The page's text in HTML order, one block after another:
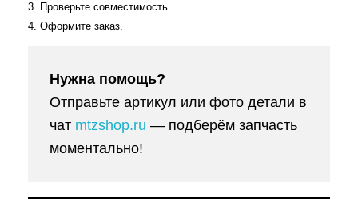
Проверьте совместимость.
Оформите заказ.
Нужна помощь?
Отправьте артикул или фото детали в
чат mtzshop.ru — подберём запчасть
моментально!